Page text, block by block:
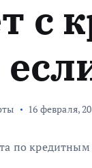
с
16 февраля,
по кредитным